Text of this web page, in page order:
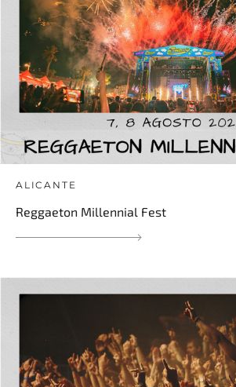
ALICANTE
Reggaeton Millennial Fest